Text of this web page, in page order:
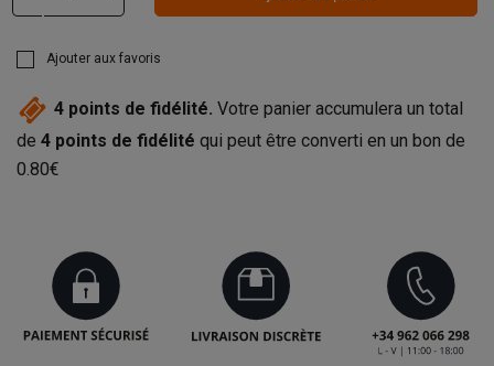
Ajouter aux favoris
4 points de fidélité. Votre panier accumulera un total
de 4 points de fidélité qui peut être converti en un bon de
0.80€